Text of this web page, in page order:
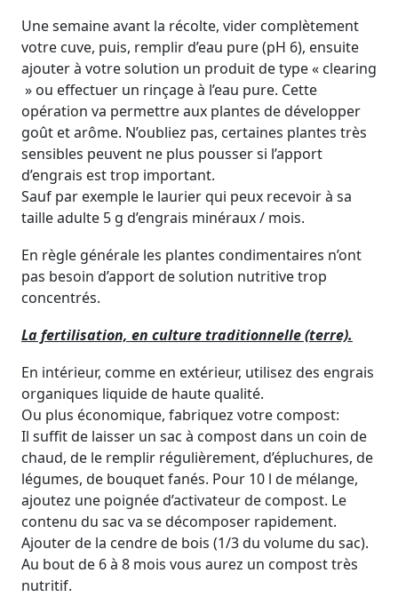
Une semaine avant la récolte, vider complètement
votre cuve, puis, remplir d’eau pure (pH 6), ensuite
ajouter à votre solution un produit de type « clearing
» ou effectuer un rinçage à l’eau pure. Cette
opération va permettre aux plantes de développer
goût et arôme. N’oubliez pas, certaines plantes très
sensibles peuvent ne plus pousser si l’apport
d’engrais est trop important.
Sauf par exemple le laurier qui peux recevoir à sa
taille adulte 5 g d’engrais minéraux / mois.
En règle générale les plantes condimentaires n’ont
pas besoin d’apport de solution nutritive trop
concentrés.
La fertilisation, en culture traditionnelle (terre).
En intérieur, comme en extérieur, utilisez des engrais
organiques liquide de haute qualité.
Ou plus économique, fabriquez votre compost:
Il suffit de laisser un sac à compost dans un coin de
chaud, de le remplir régulièrement, d’épluchures, de
légumes, de bouquet fanés. Pour 10 l de mélange,
ajoutez une poignée d’activateur de compost. Le
contenu du sac va se décomposer rapidement.
Ajouter de la cendre de bois (1/3 du volume du sac).
Au bout de 6 à 8 mois vous aurez un compost très
nutritif.